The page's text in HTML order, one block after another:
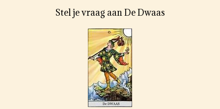
Stel je vraag aan De Dwaas